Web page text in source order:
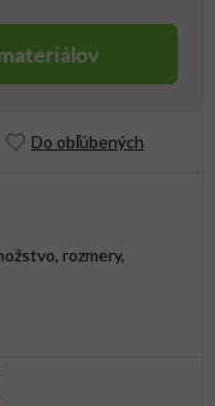
Do obľúbených
rozmery,